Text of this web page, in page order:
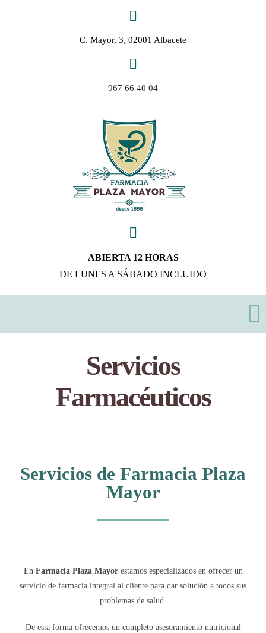
C. Mayor, 3, 02001 Albacete
967 66 40 04
ABIERTA 12 HORAS
DE LUNES A SÁBADO INCLUIDO
Marca propia
Contacto
Servicios
Farmacéuticos
Servicios de Farmacia Plaza
Mayor
En Farmacia Plaza Mayorestamos especializados en ofrecer un
servicio de farmacia integral al cliente para dar solución a todos sus
problemas de salud.
De esta forma ofrecemos un completo asesoramiento nutricional